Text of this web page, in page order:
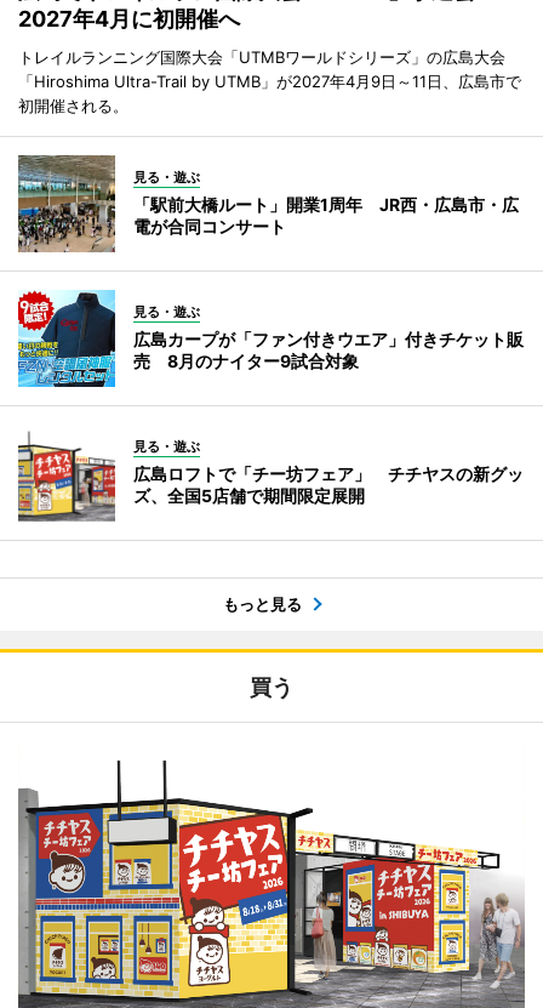
2027年4月に初開催へ
トレイルランニング国際大会「UTMBワールドシリーズ」の広島大会
「Hiroshima Ultra-Trail by UTMB」が2027年4月9日～11日、広島市で
初開催される。
見る・遊ぶ
「駅前大橋ルート」開業1周年 JR西・広島市・広
電が合同コンサート
見る・遊ぶ
広島カープが「ファン付きウエア」付きチケット販
売 8月のナイター9試合対象
見る・遊ぶ
広島ロフトで「チー坊フェア」 チチヤスの新グッ
ズ、全国5店舗で期間限定展開
もっと見る
買う